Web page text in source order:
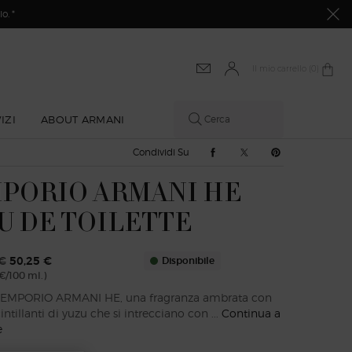
*
Il mio carrello
0 prodotto
ABOUT ARMANI Cerca
Condividi Su Condividi Su Facebook
Condividi Su Twitter
Condividi Su
ARMANI HE
DE TOILETTE
vecchio
nuovo
50,25 €
100 ml.)
Disponibile
ARMANI HE, una fragranza ambrata con
di yuzu che si intrecciano con ... Continua a